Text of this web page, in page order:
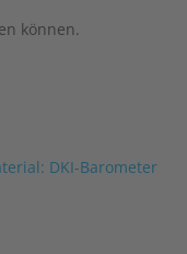
können.
DKI-Barometer